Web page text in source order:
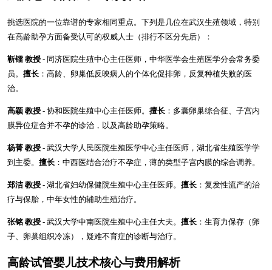
挑选医院的一位靠谱的专家相同重点。下列是几位在武汉生殖领域，特别
在高龄助孕方面备受认可的权威人士（排行不区分先后）：
靳镭 教授 - 同济医院生殖中心主任医师，中华医学会生殖医学分会常务委
员。擅长 ：高龄、卵巢低反映病人的个体化促排卵，反复种植失败的医
治。
高颖 教授 - 协和医院生殖中心主任医师。擅长 ：多囊卵巢综合征、子宫内
膜异位症合并不孕的诊治，以及高龄助孕策略。
杨菁 教授 - 武汉大学人民医院生殖医学中心主任医师，湖北省生殖医学学
到主委。擅长 ：中西医结合治疗不孕症，薄的类型子宫内膜的综合调养。
郑洁 教授 - 湖北省妇幼保健院生殖中心主任医师。擅长 ：复发性流产的治
疗与保胎，中年女性的辅助生殖治疗。
张铭 教授 - 武汉大学中南医院生殖中心主任大夫。擅长 ：生育力保存（卵
子、卵巢组织冷冻），疑难不育症的诊断与治疗。
高龄试管婴儿技术核心与费用解析